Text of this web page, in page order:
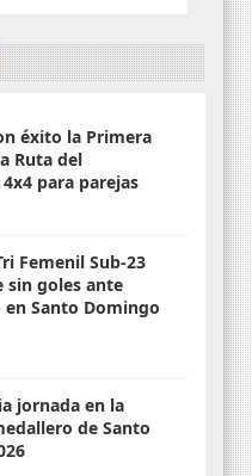
éxito la Primera
Ruta del
para parejas
Femenil Sub-23
sin goles ante
en Santo Domingo
jornada en la
de Santo